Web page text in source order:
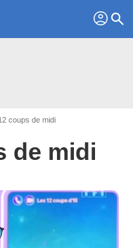
profil search
coups de midi
de midi